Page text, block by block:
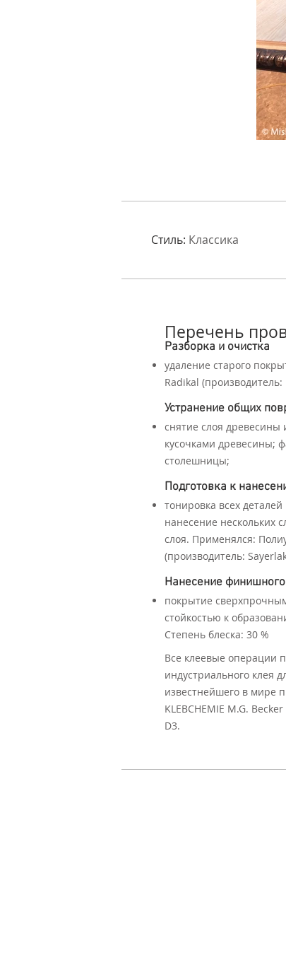
Стиль: Классика
Перечень
Разборка и очистка
удаление старого
Radikal (производитель:
Устранение общих
снятие слоя
кусочками древесины;
столешницы;
Подготовка к
тонировка всех
нанесение нескольких
слоя. Применялся:
(производитель:
Нанесение
покрытие
стойкостью к
Степень блеска: 30 %
Все клеевые операции
индустриального клея
известнейшего в мире
KLEBCHEMIE M.G.
D3.